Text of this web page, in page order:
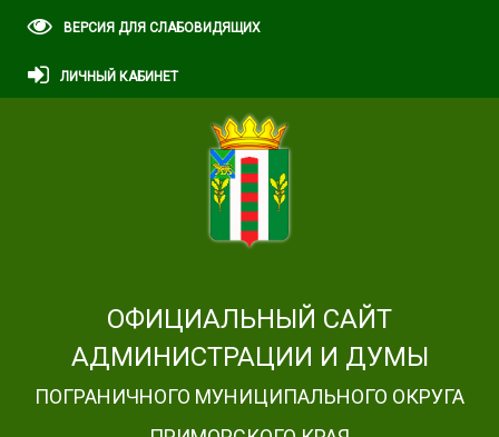
ВЕРСИЯ ДЛЯ СЛАБОВИДЯЩИХ
ЛИЧНЫЙ КАБИНЕТ
ОФИЦИАЛЬНЫЙ САЙТ
АДМИНИСТРАЦИИ И ДУМЫ
ПОГРАНИЧНОГО МУНИЦИПАЛЬНОГО ОКРУГА